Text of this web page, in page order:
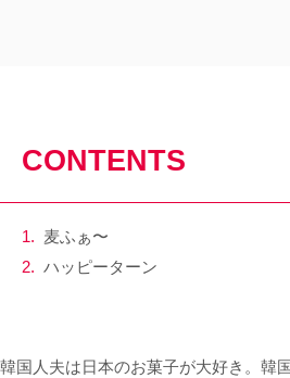
CONTENTS
麦ふぁ〜
ハッピーターン
韓国人夫は日本のお菓子が大好き。韓